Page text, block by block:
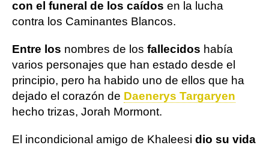
con el funeral de los caídos en la lucha
contra los Caminantes Blancos.
Entre los nombres de los fallecidos había
varios personajes que han estado desde el
principio, pero ha habido uno de ellos que ha
dejado el corazón de Daenerys Targaryen
hecho trizas, Jorah Mormont.
El incondicional amigo de Khaleesi dio su vida